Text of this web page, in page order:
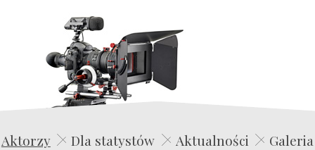
Edwin Film Agencja Aktorska
Aktorzy Dla statystów Aktualności
Galeria